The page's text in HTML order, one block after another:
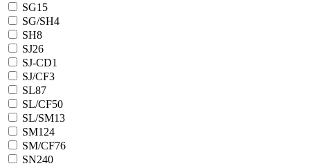
SG15
SG/SH4
SH8
SJ26
SJ-CD1
SJ/CF3
SL87
SL/CF50
SL/SM13
SM124
SM/CF76
SN240